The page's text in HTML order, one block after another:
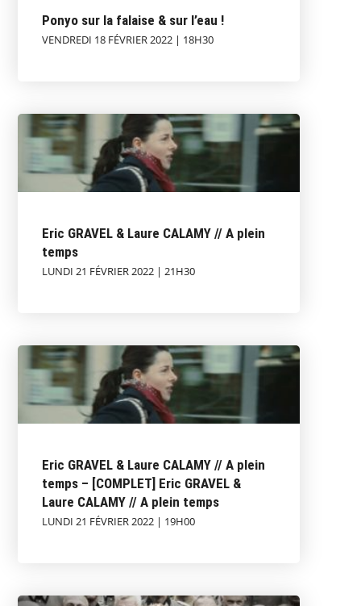
Ponyo sur la falaise & sur l’eau !
VENDREDI 18 FÉVRIER 2022 | 18H30
Eric GRAVEL & Laure CALAMY // A plein
temps
LUNDI 21 FÉVRIER 2022 | 21H30
Eric GRAVEL & Laure CALAMY // A plein
temps – [COMPLET] Eric GRAVEL &
Laure CALAMY // A plein temps
LUNDI 21 FÉVRIER 2022 | 19H00